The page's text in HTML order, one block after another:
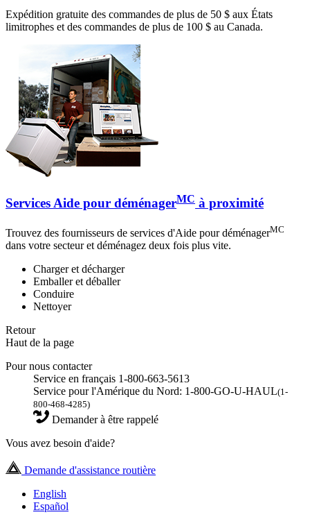
Expédition gratuite des commandes de plus de 50 $ aux États
limitrophes et des commandes de plus de 100 $ au Canada.
Services Aide pour déménagerMC à proximité
Trouvez des fournisseurs de services d'Aide pour déménagerMC
dans votre secteur et déménagez deux fois plus vite.
Charger et décharger
Emballer et déballer
Conduire
Nettoyer
Retour
Haut de la page
Pour nous contacter
Service en français 1-800-663-5613
Service pour l'Amérique du Nord: 1-800-GO-U-HAUL(1-
800-468-4285)
Demander à être rappelé
Vous avez besoin d'aide?
Demande d'assistance routière
English
Español